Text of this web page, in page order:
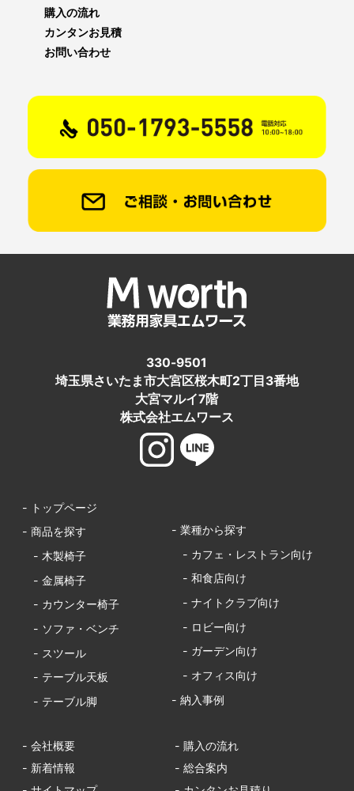
購入の流れ
カンタンお見積
お問い合わせ
330-9501
埼玉県さいたま市大宮区桜木町2丁目3番地
大宮マルイ7階
株式会社エムワース
- トップページ
- 商品を探す
- 木製椅子
- 金属椅子
- カウンター椅子
- ソファ・ベンチ
- スツール
- テーブル天板
- テーブル脚
- 業種から探す
- カフェ・レストラン向け
- 和食店向け
- ナイトクラブ向け
- ロビー向け
- ガーデン向け
- オフィス向け
- 納入事例
- 会社概要
- 購入の流れ
- 新着情報
- 総合案内